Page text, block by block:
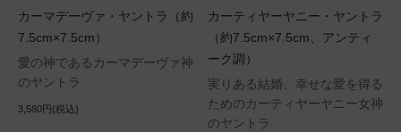
カーマデーヴァ・ヤントラ（約
7.5cm×7.5cm）
愛の神であるカーマデーヴァ神
のヤントラ
3,580円(税込)
カーティヤーヤニー・ヤントラ
（約7.5cm×7.5cm、アンティ
ーク調）
実りある結婚、幸せな愛を得る
ためのカーティヤーヤニー女神
のヤントラ